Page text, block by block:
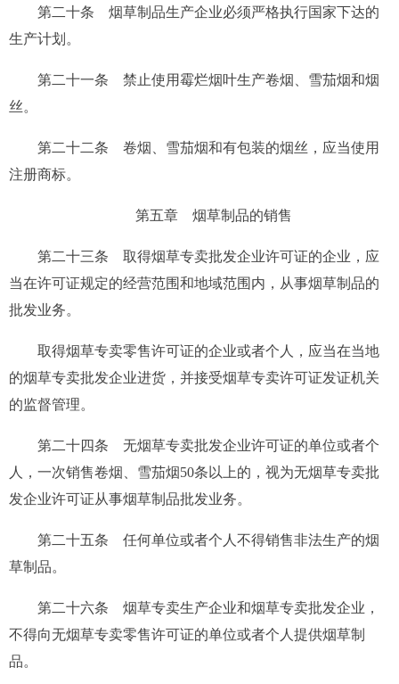
第二十条 烟草制品生产企业必须严格执行国家下达的
生产计划。
第二十一条 禁止使用霉烂烟叶生产卷烟、雪茄烟和烟
丝。
第二十二条 卷烟、雪茄烟和有包装的烟丝，应当使用
注册商标。
第五章 烟草制品的销售
第二十三条 取得烟草专卖批发企业许可证的企业，应
当在许可证规定的经营范围和地域范围内，从事烟草制品的
批发业务。
取得烟草专卖零售许可证的企业或者个人，应当在当地
的烟草专卖批发企业进货，并接受烟草专卖许可证发证机关
的监督管理。
第二十四条 无烟草专卖批发企业许可证的单位或者个
人，一次销售卷烟、雪茄烟50条以上的，视为无烟草专卖批
发企业许可证从事烟草制品批发业务。
第二十五条 任何单位或者个人不得销售非法生产的烟
草制品。
第二十六条 烟草专卖生产企业和烟草专卖批发企业，
不得向无烟草专卖零售许可证的单位或者个人提供烟草制
品。